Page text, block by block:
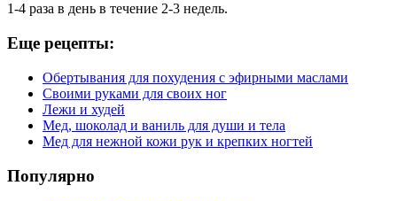
1-4 раза в день в течение 2-3 недель.
Еще рецепты:
Oбертывания для похудения с эфирными маслами
Своими руками для своих ног
Лежи и худей
Мед, шоколад и ваниль для души и тела
Мед для нежной кожи рук и крепких ногтей
Популярно